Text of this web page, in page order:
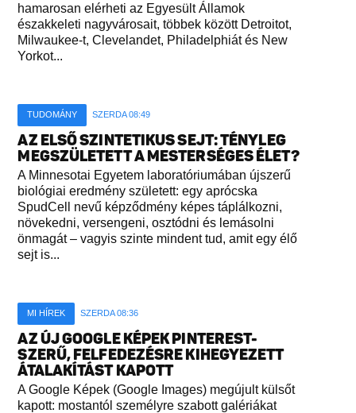
hamarosan elérheti az Egyesült Államok
északkeleti nagyvárosait, többek között Detroitot,
Milwaukee-t, Clevelandet, Philadelphiát és New
Yorkot...
TUDOMÁNY SZERDA 08:49
AZ ELSŐ SZINTETIKUS SEJT: TÉNYLEG
MEGSZÜLETETT A MESTERSÉGES ÉLET?
A Minnesotai Egyetem laboratóriumában újszerű
biológiai eredmény született: egy aprócska
SpudCell nevű képződmény képes táplálkozni,
növekedni, versengeni, osztódni és lemásolni
önmagát – vagyis szinte mindent tud, amit egy élő
sejt is...
MI HÍREK SZERDA 08:36
AZ ÚJ GOOGLE KÉPEK PINTEREST-
SZERŰ, FELFEDEZÉSRE KIHEGYEZETT
ÁTALAKÍTÁST KAPOTT
A Google Képek (Google Images) megújult külsőt
kapott: mostantól személyre szabott galériákat